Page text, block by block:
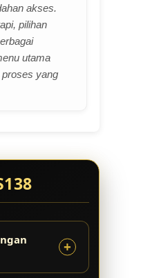
akses.
pilihan
utama
yang